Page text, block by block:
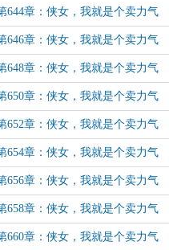
酱油党（17）
644章：侠女，我就是个卖力气
酱油党（19）
646章：侠女，我就是个卖力气
酱油党（21）
648章：侠女，我就是个卖力气
酱油党（23）
650章：侠女，我就是个卖力气
酱油党（25）
652章：侠女，我就是个卖力气
酱油党（27）
654章：侠女，我就是个卖力气
酱油党（29）
656章：侠女，我就是个卖力气
酱油党（31）
658章：侠女，我就是个卖力气
酱油党（33）
660章：侠女，我就是个卖力气